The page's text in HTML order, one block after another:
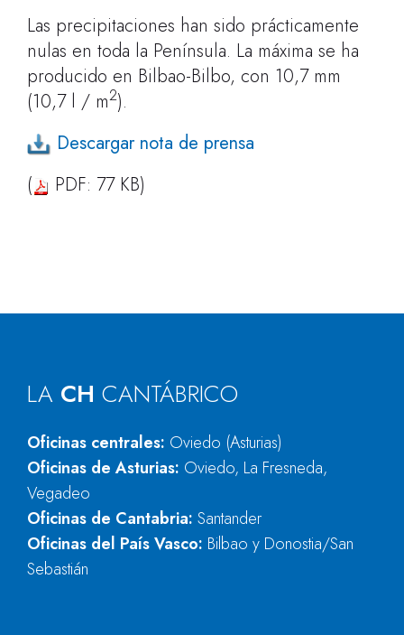
Las precipitaciones han sido prácticamente
nulas en toda la Península. La máxima se ha
producido en Bilbao-Bilbo, con 10,7 mm
(10,7 l / m2).
Descargar nota de prensa
(
PDF: 77 KB)
LA CH CANTÁBRICO
Oficinas centrales: Oviedo (Asturias)
Oficinas de Asturias: Oviedo, La Fresneda,
Vegadeo
Oficinas de Cantabria: Santander
Oficinas del País Vasco: Bilbao y Donostia/San
Sebastián